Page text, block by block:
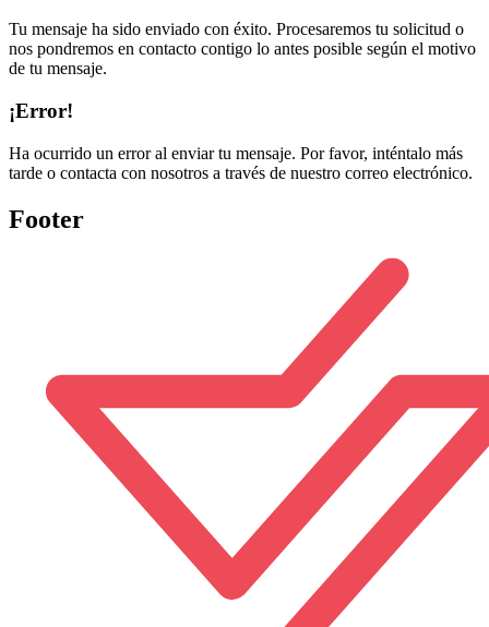
Tu mensaje ha sido enviado con éxito. Procesaremos tu solicitud o
nos pondremos en contacto contigo lo antes posible según el motivo
de tu mensaje.
¡Error!
Ha ocurrido un error al enviar tu mensaje. Por favor, inténtalo más
tarde o contacta con nosotros a través de nuestro correo electrónico.
Footer